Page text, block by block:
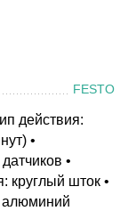
FESTO
действия:
•
•
круглый шток •
алюминий